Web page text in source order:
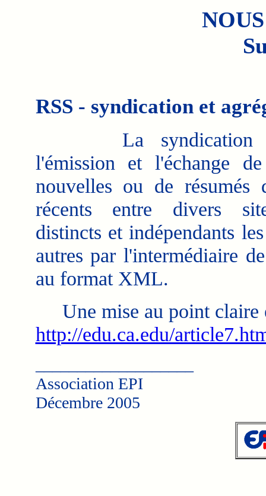
RSS - syndication et
La syndication
l'émission et l'échange
nouvelles ou de résumés
récents entre divers
distincts et indépendants
autres par l'intermédiaire
au format XML.
Une mise au point claire
http://edu.ca.edu/
Association EPI
Décembre 2005